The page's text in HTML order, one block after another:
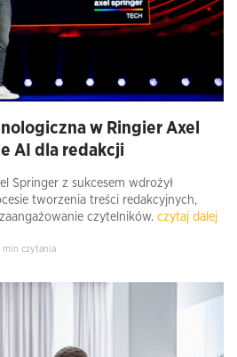
w Ringier Axel
AI dla redakcji
Springer z sukcesem wdrożył
tworzenia treści redakcyjnych,
czytelników. czytaj dalej
min czytania